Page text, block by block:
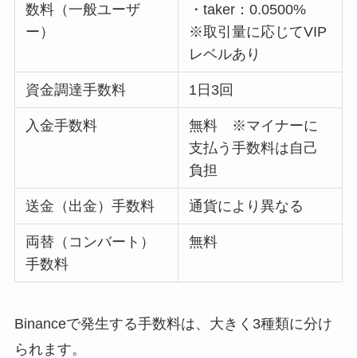
数料（一般ユーザ
ー）
・taker：0.0500%
※取引量に応じてVIP
レベルあり
資金調達手数料 1日3回
入金手数料
無料 ※マイナーに
支払う手数料は自己
負担
送金（出金）手数料 通貨により異なる
両替（コンバート）
手数料
無料
Binanceで発生する手数料は、大きく3種類に分け
られます。